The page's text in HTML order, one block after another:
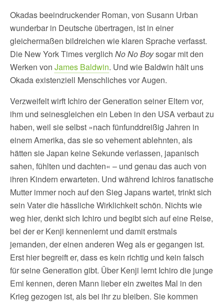
Okadas beeindruckender Roman, von Susann Urban
wunderbar in Deutsche übertragen, ist in einer
gleichermaßen bildreichen wie klaren Sprache verfasst.
Die New York Times verglich No No Boysogar mit den
Werken von James Baldwin. Und wie Baldwin hält uns
Okada existenziell Menschliches vor Augen.
Verzweifelt wirft Ichiro der Generation seiner Eltern vor,
ihm und seinesgleichen ein Leben in den USA verbaut zu
haben, weil sie selbst »nach fünfunddreißig Jahren in
einem Amerika, das sie so vehement ablehnten, als
hätten sie Japan keine Sekunde verlassen, japanisch
sahen, fühlten und dachten« – und genau das auch von
ihren Kindern erwarteten. Und während Ichiros fanatische
Mutter immer noch auf den Sieg Japans wartet, trinkt sich
sein Vater die hässliche Wirklichkeit schön. Nichts wie
weg hier, denkt sich Ichiro und begibt sich auf eine Reise,
bei der er Kenji kennenlernt und damit erstmals
jemanden, der einen anderen Weg als er gegangen ist.
Erst hier begreift er, dass es kein richtig und kein falsch
für seine Generation gibt. Über Kenji lernt Ichiro die junge
Emi kennen, deren Mann lieber ein zweites Mal in den
Krieg gezogen ist, als bei ihr zu bleiben. Sie kommen